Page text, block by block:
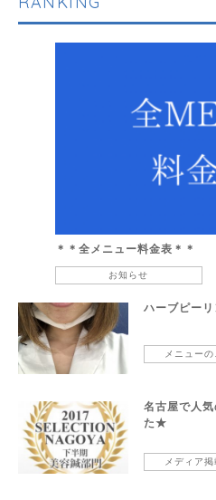
＊＊全メニュー料金表＊＊
お知らせ
ハーブピーリ
メニュー
名古屋で人
た★
メディア掲